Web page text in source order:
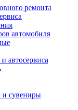
ремонта
автомобиля
автосервиса
и сувениры